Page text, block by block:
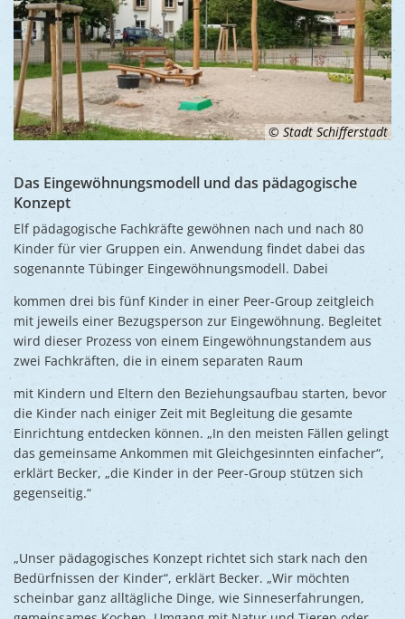
Ukraine
Wir als
Ernst-
Bauen,
© Stadt Schifferstadt
Das Eingewöhnungsmodell und das pädagogische
Konzept
Elf pädagogische Fachkräfte gewöhnen nach und nach 80
Kinder für vier Gruppen ein. Anwendung findet dabei das
sogenannte Tübinger Eingewöhnungsmodell. Dabei
kommen drei bis fünf Kinder in einer Peer-Group zeitgleich
mit jeweils einer Bezugsperson zur Eingewöhnung. Begleitet
wird dieser Prozess von einem Eingewöhnungstandem aus
zwei Fachkräften, die in einem separaten Raum
mit Kindern und Eltern den Beziehungsaufbau starten, bevor
die Kinder nach einiger Zeit mit Begleitung die gesamte
Einrichtung entdecken können. „In den meisten Fällen gelingt
das gemeinsame Ankommen mit Gleichgesinnten einfacher“,
erklärt Becker, „die Kinder in der Peer-Group stützen sich
gegenseitig.“
„Unser pädagogisches Konzept richtet sich stark nach den
Bedürfnissen der Kinder“, erklärt Becker. „Wir möchten
scheinbar ganz alltägliche Dinge, wie Sinneserfahrungen,